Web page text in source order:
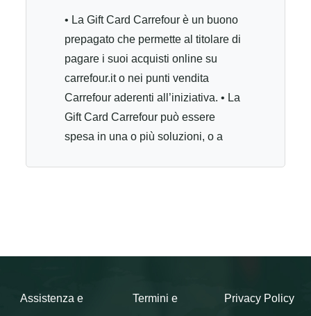
• La Gift Card Carrefour è un buono
prepagato che permette al titolare di
pagare i suoi acquisti online su
carrefour.it o nei punti vendita
Carrefour aderenti all’iniziativa. • La
Gift Card Carrefour può essere
spesa in una o più soluzioni, o a
per pagare i bollettini potali. • La Gift
Assistenza e Termini e Privacy Policy